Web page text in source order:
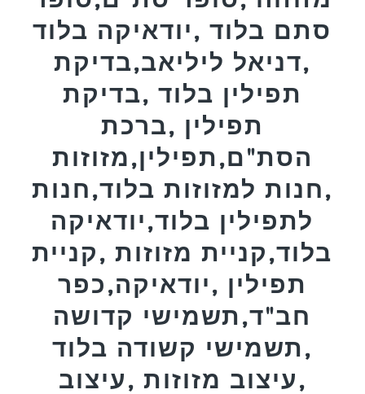
סתם בלוד ,יודאיקה בלוד
,דניאל ליליאב,בדיקת
תפילין בלוד ,בדיקת
תפילין ,ברכת
הסת"ם,תפילין,מזוזות
,חנות למזוזות בלוד,חנות
לתפילין בלוד,יודאיקה
בלוד,קניית מזוזות ,קניית
תפילין ,יודאיקה,כפר
חב"ד,תשמישי קדושה
,תשמישי קשודה בלוד
,עיצוב מזוזות ,עיצוב